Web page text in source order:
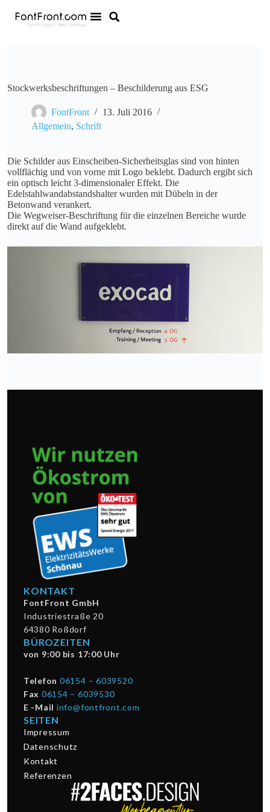
Stockwerksbeschriftungen – Beschilderung aus ESG
FontFront
13. Juli 2016
Allgemein, Schrift
Die Schilder aus Einscheiben-Sicherheitsglas sind von hinten
vollflächig und von vorne mit Logo beklebt. Dadurch ergibt sich
ein optisch leicht 3-dimensionaler Effekt. Die
Edelstahlwandabstandshalter wurden mit Dübeln in der
Betonwand verankert.
Die Wegweiser-Beschriftung für die einzelnen Bereiche wurde
direkt auf die Wand aufgeklebt.
KONTAKT
FontFront GmbH
Industriestraße 20
64380 Roßdorf
BÜROZEITEN
von 9:00 bis 17:00 Uhr
Telefon 06154 – 6039520
Fax 06154 – 6039530
E -Mail info@fontfront.com
SEITEN
Impressum
Datenschutz
Kontakt
Referenzen